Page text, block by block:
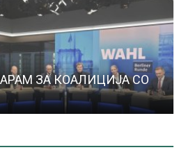
ЗА КОАЛИЦИЈА СО